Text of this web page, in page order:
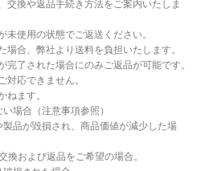
交換や返品手続き方法をご案内いたしま
使用の状態でご返送ください。
合、弊社より送料を負担いたします。
了された場合にのみご返品が可能です。
対応できません。
ねます。
場合（注意事項参照）
品が毀損され、商品価値が減少した場
換および返品をご希望の場合。